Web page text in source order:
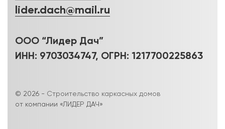
lider.dach@mail.ru
ООО “Лидер Дач”
ИНН: 9703034747, ОГРН: 1217700225863
© 2026 - Строительство каркасных домов
от компании «ЛИДЕР ДАЧ»